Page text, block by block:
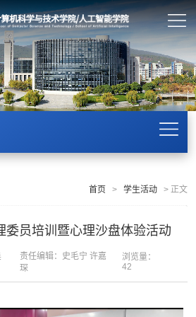
首页 > 学生活动 >正文
委员培训暨心理沙盘体验活动
责任编辑：史毛宁 许嘉
琛
浏览量：
42